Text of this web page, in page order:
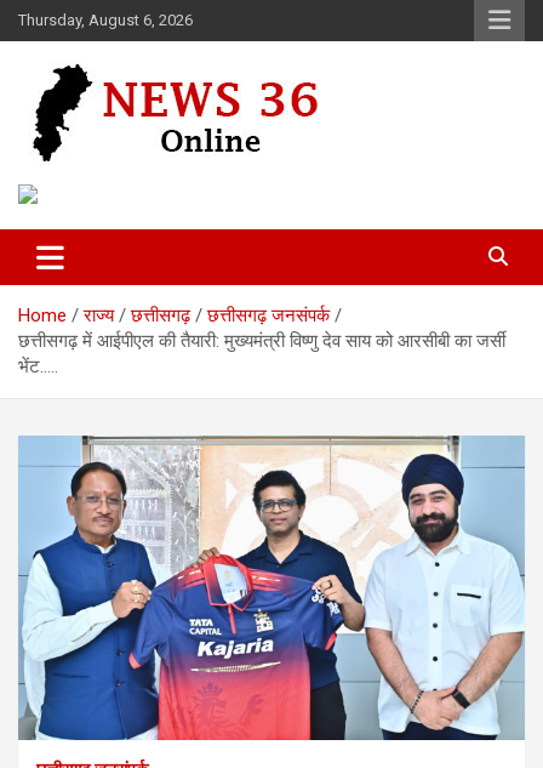
Skip
to
Thursday, August 6, 2026
News 36
Home राज्य छत्तीसगढ़
छत्तीसगढ़ जनसंपर्क
छत्तीसगढ़ में आईपीएल की तैयारी: मुख्यमंत्री विष्णु देव साय को आरसीबी का जर्सी
भेंट…..